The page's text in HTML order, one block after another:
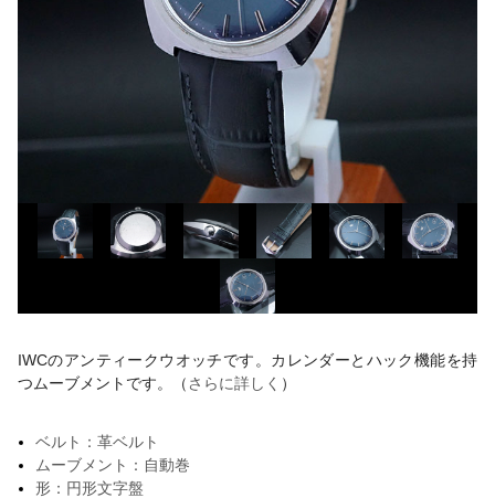
IWCのアンティークウオッチです。カレンダーとハック機能を持
つムーブメントです。（ さらに詳しく ）
ベルト：革ベルト
ムーブメント：自動巻
形：円形文字盤